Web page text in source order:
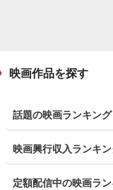
映画作品を探す
話題の映画ランキング
映画興行収入ランキ
定額配信中の映画ラ